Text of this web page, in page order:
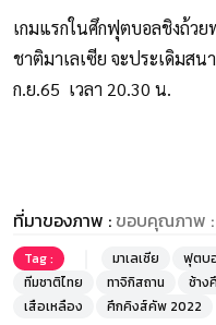
เกมแรกในศึกฟุตบอลชิงถ้ว
ชาติมาเลเซีย จะประเดิมส
ก.ย.65 เวลา 20.30 น.
ที่มาของภาพ : ขอบคุณภาพ :
Tag : มาเลเซีย ฟุตบ
ทีมชาติไทย
ทาจิกิสถาน ช้าง
เสือเหลือง
ศึกคิงส์คัพ 2022